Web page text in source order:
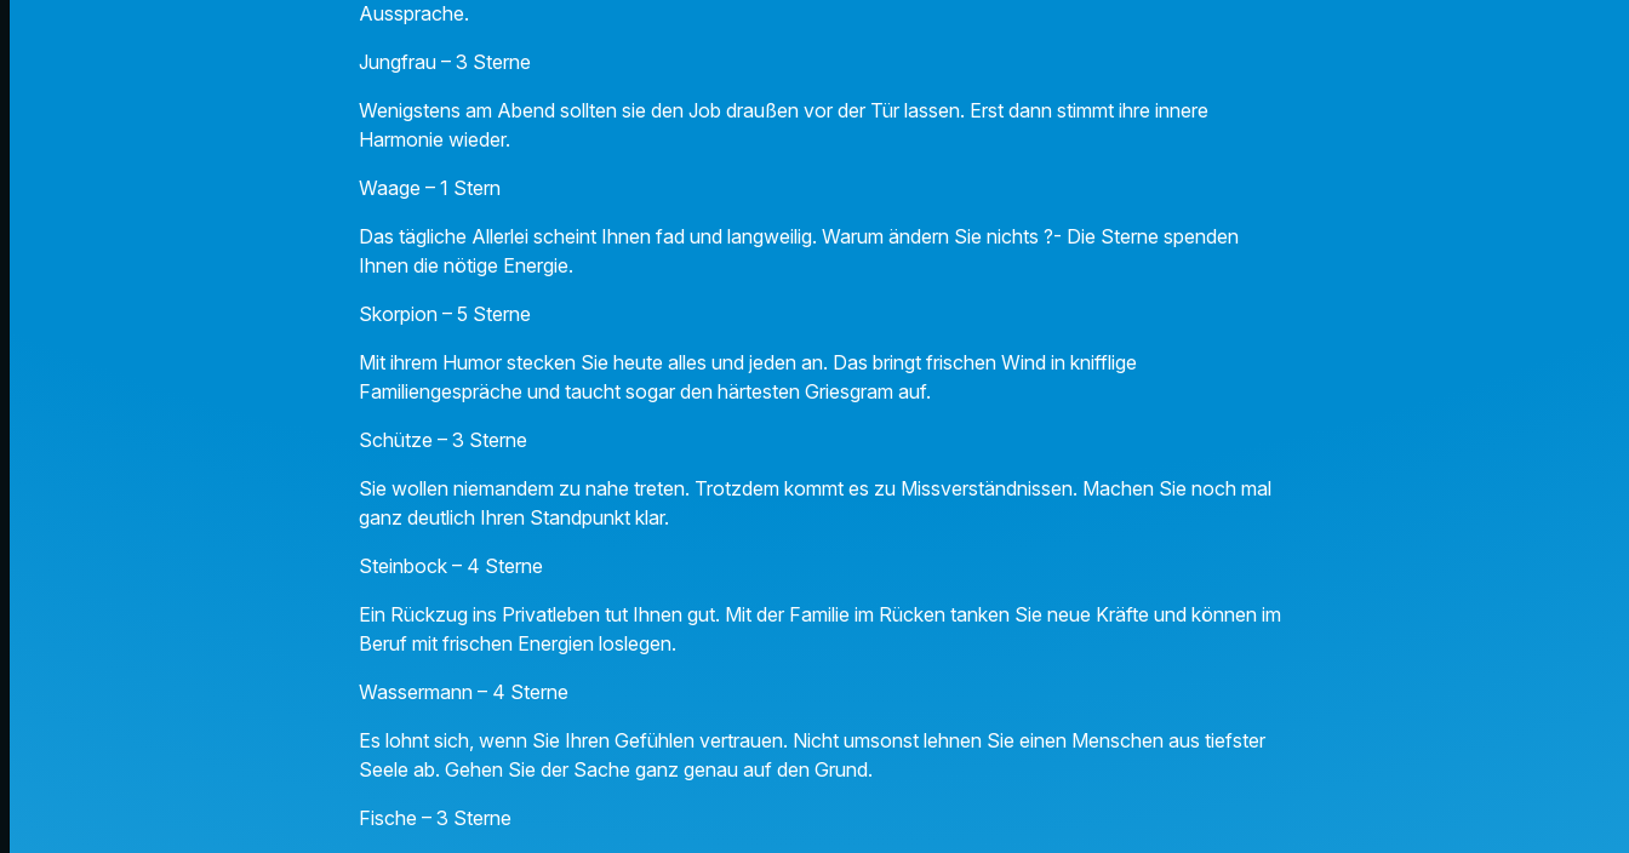
Aussprache.
Jungfrau – 3 Sterne
Wenigstens am Abend sollten sie den Job draußen vor der Tür lassen. Erst dann stimmt ihre innere
Harmonie wieder.
Waage – 1 Stern
Das tägliche Allerlei scheint Ihnen fad und langweilig. Warum ändern Sie nichts ?- Die Sterne spenden
Ihnen die nötige Energie.
Skorpion – 5 Sterne
Mit ihrem Humor stecken Sie heute alles und jeden an. Das bringt frischen Wind in knifflige
Familiengespräche und taucht sogar den härtesten Griesgram auf.
Schütze – 3 Sterne
Sie wollen niemandem zu nahe treten. Trotzdem kommt es zu Missverständnissen. Machen Sie noch mal
ganz deutlich Ihren Standpunkt klar.
Steinbock – 4 Sterne
Ein Rückzug ins Privatleben tut Ihnen gut. Mit der Familie im Rücken tanken Sie neue Kräfte und können im
Beruf mit frischen Energien loslegen.
Wassermann – 4 Sterne
Es lohnt sich, wenn Sie Ihren Gefühlen vertrauen. Nicht umsonst lehnen Sie einen Menschen aus tiefster
Seele ab. Gehen Sie der Sache ganz genau auf den Grund.
Fische – 3 Sterne